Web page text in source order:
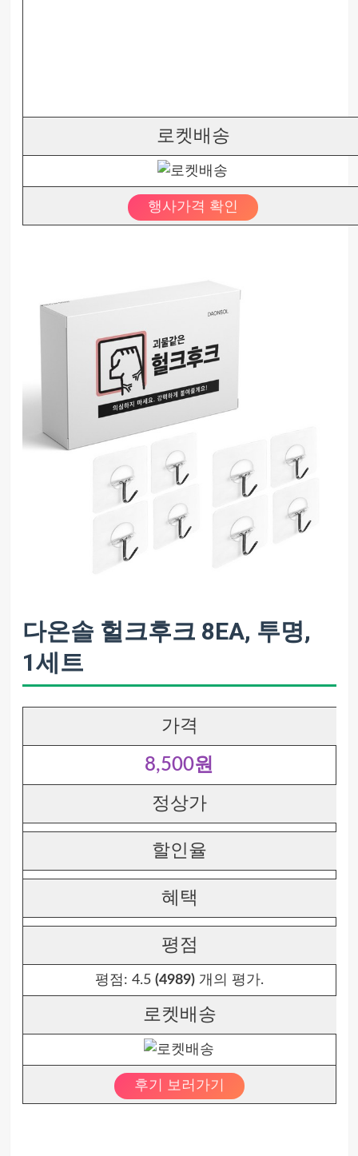
로켓배송
행사가격 확인
다온솔 헐크후크 8EA, 투명,
1세트
가격
8,500원
정상가
할인율
혜택
평점
평점: 4.5 (4989)개의 평가.
로켓배송
후기 보러가기